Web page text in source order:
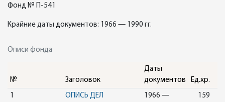
Фонд № П-541
Крайние даты документов: 1966 — 1990 гг.
Описи фонда
№ Заголовок
Даты
документов
Ед.хр.
1
ОПИСЬ ДЕЛ
1966 —
159